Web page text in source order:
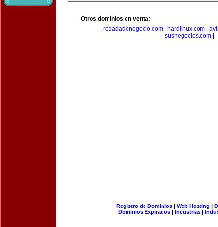
Otros dominios en venta:
rodadadenegocio.com| hardlinux.com|
susnegocios.com|
Registro de Dominios| Web Hosting |
Dominios Expirados | Industrias |